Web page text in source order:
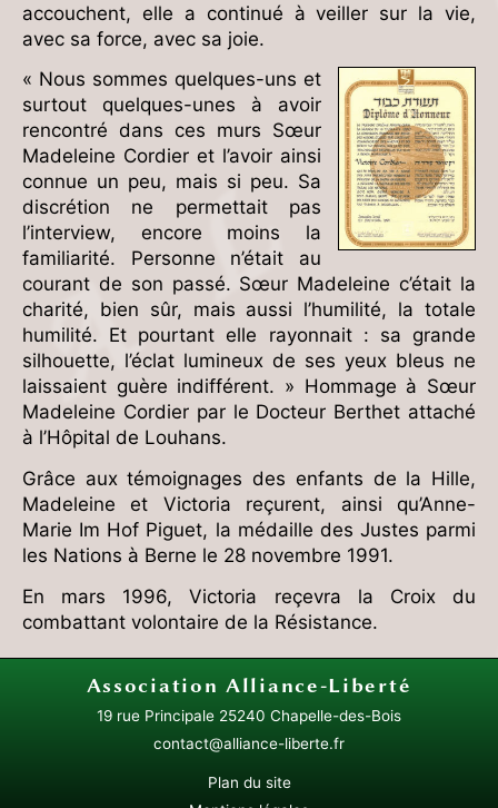
accouchent, elle a continué à veiller sur la vie,
avec sa force, avec sa joie.
« Nous sommes quelques-uns et
surtout quelques-unes à avoir
rencontré dans ces murs Sœur
Madeleine Cordier et l’avoir ainsi
connue un peu, mais si peu. Sa
discrétion ne permettait pas
l’interview, encore moins la
familiarité. Personne n’était au
courant de son passé. Sœur Madeleine c’était la
charité, bien sûr, mais aussi l’humilité, la totale
humilité. Et pourtant elle rayonnait : sa grande
silhouette, l’éclat lumineux de ses yeux bleus ne
laissaient guère indifférent. » Hommage à Sœur
Madeleine Cordier par le Docteur Berthet attaché
à l’Hôpital de Louhans.
Grâce aux témoignages des enfants de la Hille,
Madeleine et Victoria reçurent, ainsi qu’Anne-
Marie Im Hof Piguet, la médaille des Justes parmi
les Nations à Berne le 28 novembre 1991.
En mars 1996, Victoria reçevra la Croix du
combattant volontaire de la Résistance.
AssociationAlliance-Liberté
19 rue Principale 25240 Chapelle-des-Bois
contact@alliance-liberte.fr
Plan du site